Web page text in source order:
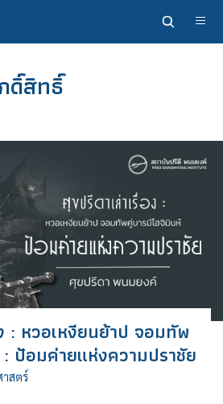
ดิ์สิทธิ์
: หวอเหงียนย้าป จอมทัพ
ป้อมค่ายแห่งความปราชัย
าสตร์